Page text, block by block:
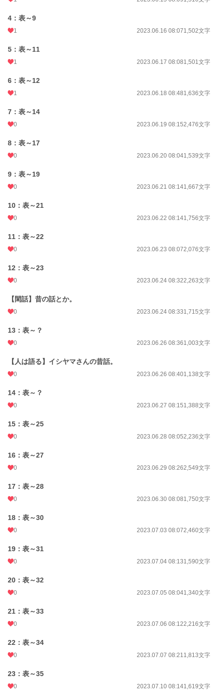
ありがとうございます。
24h.ポイント
文字数
更新日時
初回公開日時
初回完結日時
週間ポイント
年間ポイント
4：表～9
1 2023.06.16 08:071,502文字
5：表～11
1 2023.06.17 08:081,501文字
6：表～12
1 2023.06.18 08:481,636文字
7：表～14
0 2023.06.19 08:152,476文字
8：表～17
0 2023.06.20 08:041,539文字
9：表～19
0 2023.06.21 08:141,667文字
10：表～21
0 2023.06.22 08:141,756文字
11：表～22
0 2023.06.23 08:072,076文字
12：表～23
0 2023.06.24 08:322,263文字
【閑話】昔の話とか。
0 2023.06.24 08:331,715文字
13：表～？
0 2023.06.26 08:361,003文字
【人は語る】イシヤマさんの昔話。
0 2023.06.26 08:401,138文字
14：表～？
0 2023.06.27 08:151,388文字
15：表～25
0 2023.06.28 08:052,236文字
16：表～27
0 2023.06.29 08:262,549文字
17：表～28
0 2023.06.30 08:081,750文字
18：表～30
0 2023.07.03 08:072,460文字
19：表～31
0 2023.07.04 08:131,590文字
20：表～32
0 2023.07.05 08:041,340文字
21：表～33
0 2023.07.06 08:122,216文字
22：表～34
0 2023.07.07 08:211,813文字
23：表～35
0 2023.07.10 08:141,619文字